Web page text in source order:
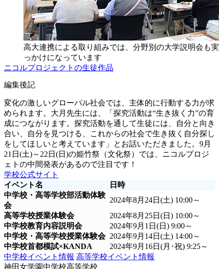
高大連携による取り組みでは、分野別の大学説明会も
っかけになっています
ニコルプロジェクトの生徒作品
編集後記
変化の激しいグローバル社会では、主体的に行動する力が求
められます。大月先生には、「探究活動は“生き抜く力”の育
成につながります。探究活動を通して生徒には、自分と向き
合い、自分を見つける、これからの社会で生き抜く自分探し
をしてほしいと考えています」とお話いただきました。9月
21日(土)～22日(日)の姫竹祭（文化祭）では、ニコルプロジ
ェトの中間発表があるので注目です！
学校公式サイト
イベント名
日時
中学校・高等学校部活動体験
会
2024年8月24日(土) 10:00～
高等学校授業体験会
2024年8月25日(日) 10:00～
中学校教育内容説明会
2024年9月1日(日) 9:00～
中学校・高等学校授業体験会 2024年9月14日(土) 14:00～
中学校首都模試×KANDA
2024年9月16日(月･祝) 9:25～
中学校イベント情報 高等学校イベント情報
神田女学園中学校高等学校